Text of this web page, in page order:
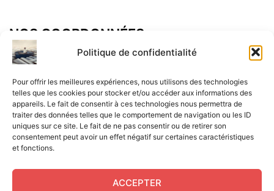
Politique de confidentialité
Pour offrir les meilleures expériences, nous utilisons des technologies
telles que les cookies pour stocker et/ou accéder aux informations des
appareils. Le fait de consentir à ces technologies nous permettra de
traiter des données telles que le comportement de navigation ou les ID
uniques sur ce site. Le fait de ne pas consentir ou de retirer son
consentement peut avoir un effet négatif sur certaines caractéristiques
et fonctions.
ACCEPTER
NOS COORDONNÉES
Adresse postal :
ALCF
34 Rue René Brunen
33950 LEGE CAP-FERRET
Mail :
contact@aperitif-litteraire-cap-ferret.fr